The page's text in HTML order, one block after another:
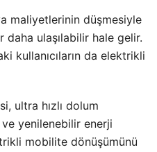
maliyetlerinin düşmesiyle
ulaşılabilir hale gelir.
kullanıcıların da elektrikli
ultra hızlı dolum
ve yenilenebilir enerji
mobilite dönüşümünü